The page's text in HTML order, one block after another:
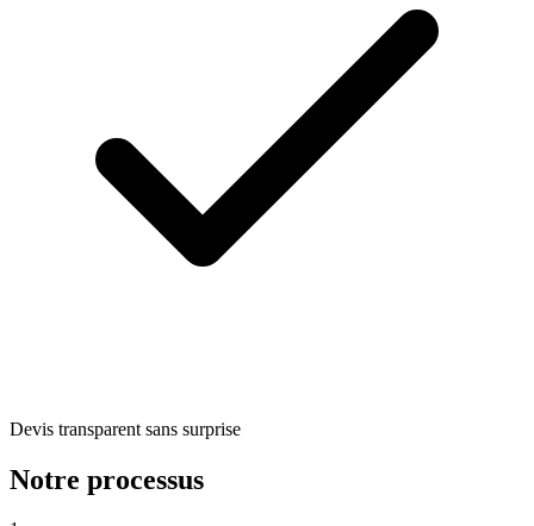
Devis transparent sans surprise
Notre processus